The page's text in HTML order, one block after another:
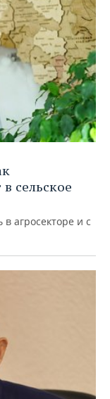
сельское
агросекторе и с